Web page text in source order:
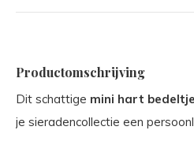
Productomschrijving
Dit schattige mini hart bedeltje
je sieradencollectie een